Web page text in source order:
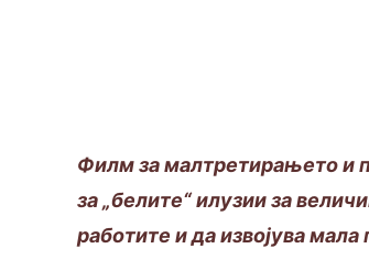
Филм за малтретирањето и
за „белите“ илузии за
работите и да извојува мала